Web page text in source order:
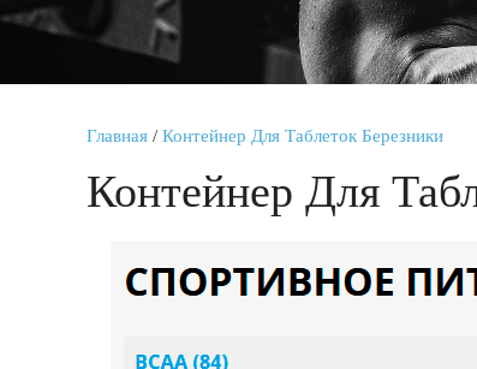
Главная / Контейнер Для Таблеток Березники
Контейнер Для